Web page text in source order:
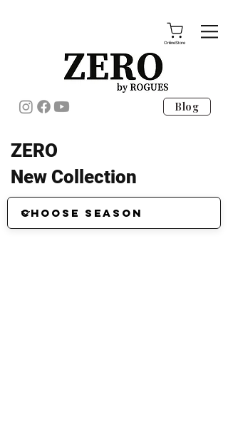
OnlineStore
Blog
ZERO
New Collection